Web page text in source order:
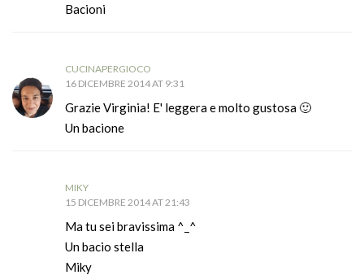
Bacioni
CUCINAPERGIOCO
16 DICEMBRE 2014 AT 9:31
Grazie Virginia! E' leggera e molto gustosa 🙂
Un bacione
MIKY
15 DICEMBRE 2014 AT 21:43
Ma tu sei bravissima ^_^
Un bacio stella
Miky